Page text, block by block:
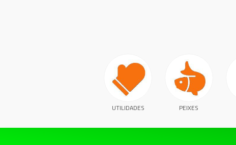
UTILIDADES PEIXES